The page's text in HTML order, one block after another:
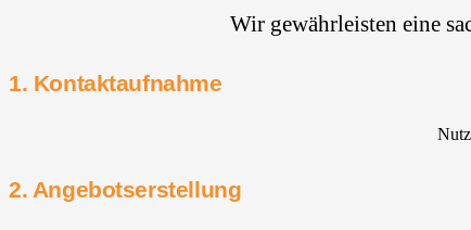
Wir gewährleisten eine
1. Kontaktaufnahme
2. Angebotserstellung